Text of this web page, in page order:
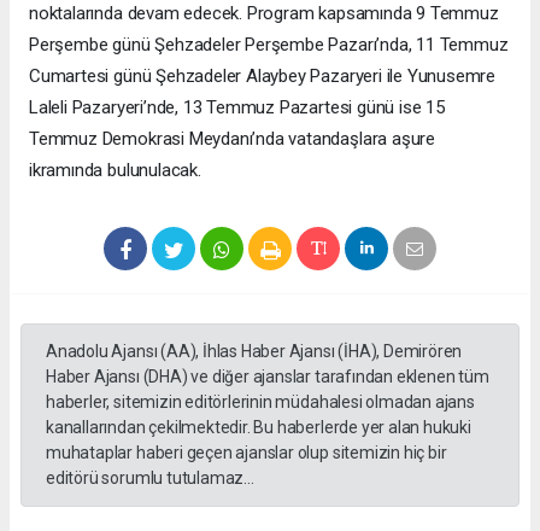
noktalarında devam edecek. Program kapsamında 9 Temmuz
Perşembe günü Şehzadeler Perşembe Pazarı’nda, 11 Temmuz
Cumartesi günü Şehzadeler Alaybey Pazaryeri ile Yunusemre
Laleli Pazaryeri’nde, 13 Temmuz Pazartesi günü ise 15
Temmuz Demokrasi Meydanı’nda vatandaşlara aşure
ikramında bulunulacak.
Anadolu Ajansı (AA), İhlas Haber Ajansı (İHA), Demirören
Haber Ajansı (DHA) ve diğer ajanslar tarafından eklenen tüm
haberler, sitemizin editörlerinin müdahalesi olmadan ajans
kanallarından çekilmektedir. Bu haberlerde yer alan hukuki
muhataplar haberi geçen ajanslar olup sitemizin hiç bir
editörü sorumlu tutulamaz...